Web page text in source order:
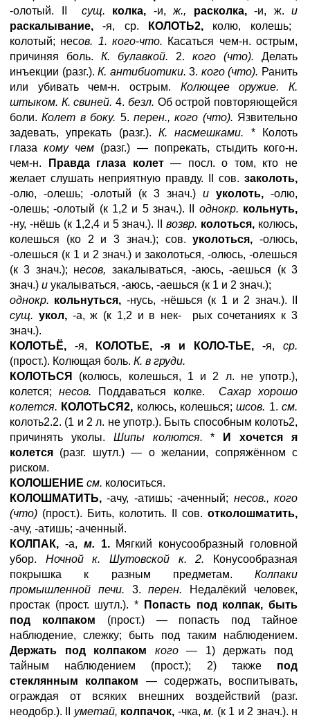
-олотый. II сущ. колка, -и, ж., расколка,-и, ж. и
раскалывание, -я, ср. КОЛОТЬ2, колю, колешь;
колотый; несов. 1. кого-чтo. Касаться чем-н. острым,
причиняя боль. К. булавкой. 2. кого (что). Делать
инъекции (разг.).К. антибиотики. 3. кого (что). Ранить
или убивать чем-н. острым. Колющее оружие. К.
штыком. К. свиней. 4. безл. Об острой повторяющейся
боли.Колет в боку. 5. перен., кого (что). Язвительно
задевать, упрекать (разг.). К. насмешками. * Колоть
глазакому чем (разг.) — попрекать, стыдить кого-н.
чем-н. Правда глаза колет— посл. о том, кто не
желает слушать неприятную правду. II сов. заколоть,
-олю, -олешь; -олотый (к 3 знач.) и уколоть, -олю,
-олешь; -олотый (к 1,2 и 5 знач.). II однокр. кольнуть,
-ну, -нёшь (к 1,2,4 и 5 знач.). IIвозвр. колоться, колюсь,
колешься (ко 2 и 3 знач.); сов. уколоться, -олюсь,
-олешься (к 1 и 2 знач.) и заколоться, -олюсь, -олешься
(к 3 знач.); несов, закалываться, -аюсь, -аешься (к 3
знач.) и укалываться, -аюсь, -аешься (к 1 и 2 знач.);
однокр. кольнуться, -нусь, -нёшься (к 1 и 2 знач.). II
сущ. укол,-а, ж (к 1,2 и в нек- рых сочетаниях к 3
знач.).
КОЛОТЬЁ, -я, КОЛОТЬЕ, -я и КОЛО-ТЬЕ, -я, ср.
(прост.). Колющая боль. К. в груди.
КОЛОТЬСЯ (колюсь, колешься, 1 и 2 л. не употр.),
колется;несов. Поддаваться колке. Сахар хорошо
колется. КОЛОТЬСЯ2, колюсь, колешься;шсов. 1.см.
колоть2.2. (1 и 2 л. не употр.). Быть способным колоть2,
причинять уколы. Шипы колются. * И хочется я
колется (разг. шутл.) — о желании, сопряжённом с
риском.
КОЛОШЕНИЕ см. колоситься.
КОЛОШМАТИТЬ, -ачу, -атишь; -аченный; несов., кого
(что) (прост.). Бить, колотить. II сов. отколошматить,
-ачу, -атишь; -аченный.
КОЛПАК, -а, м. 1.Мягкий конусообразный головной
убор. Ночной к. Шутовской к. 2. Конусообразная
покрышка к разным предметам. Колпаки
промышленной печи. 3.перен. Недалёкий человек,
простак (прост. шутл.). * Попасть под колпак, быть
под колпаком (прост.) — попасть под тайное
наблюдение, слежку; быть под таким наблюдением.
Держать под колпаком
кого — 1) держать под
тайным наблюдением (прост.); 2) такжепод
стеклянным колпаком — содержать, воспитывать,
ограждая от всяких внешних воздействий (разг.
неодобр.). II уметай, колпачок, -чка,м. (к 1 и 2 знач.). н